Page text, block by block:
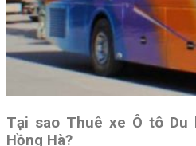
Tại sao Thuê xe Ô tô Du
Hồng Hà?